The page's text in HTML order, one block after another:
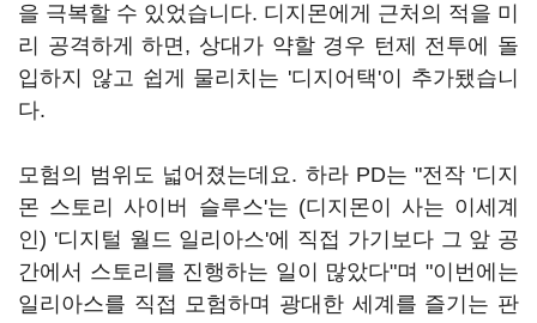
을 극복할 수 있었습니다. 디지몬에게 근처의 적을 미
리 공격하게 하면, 상대가 약할 경우 턴제 전투에 돌
입하지 않고 쉽게 물리치는 '디지어택'이 추가됐습니
다.
모험의 범위도 넓어졌는데요. 하라 PD는 "전작 '디지
몬 스토리 사이버 슬루스'는 (디지몬이 사는 이세계
인) '디지털 월드 일리아스'에 직접 가기보다 그 앞 공
간에서 스토리를 진행하는 일이 많았다"며 "이번에는
일리아스를 직접 모험하며 광대한 세계를 즐기는 판